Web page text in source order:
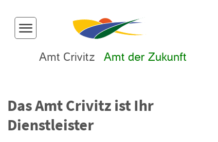
Menü-Button
Amt Crivitz Amt der Zukunft
Das Amt Crivitz ist Ihr
Dienstleister